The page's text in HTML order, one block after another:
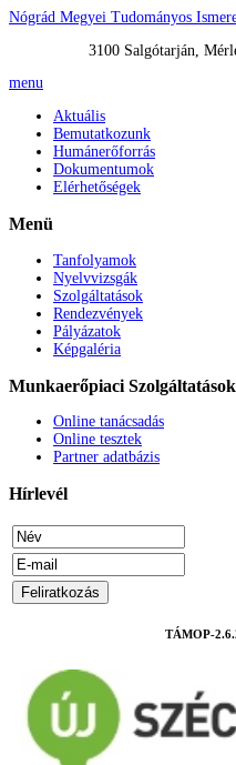
Nógrád Megyei Tudományos
3100 Salgótarján,
menu
Aktuális
Bemutatkozunk
Humánerőforrás
Dokumentumok
Elérhetőségek
Menü
Tanfolyamok
Nyelvvizsgák
Szolgáltatások
Rendezvények
Pályázatok
Képgaléria
Munkaerőpiaci Szolgáltatások
Online tanácsadás
Online tesztek
Partner adatbázis
Hírlevél
TÁMOP-